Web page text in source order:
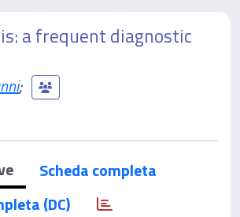
a frequent diagnostic
;
Scheda completa
(DC)